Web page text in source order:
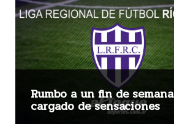
Rumbo a un fin de semana
cargado de sensaciones